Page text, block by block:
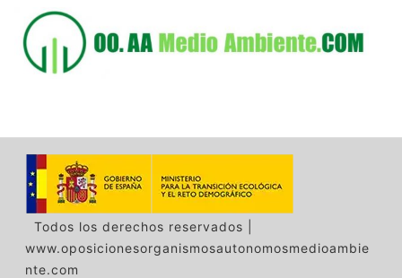
contenido
Todos los derechos reservados |
www.oposicionesorganismosautonomosmedioambie
nte.com